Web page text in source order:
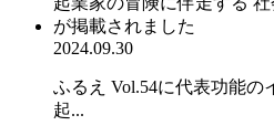
2024.09.30
ふるえ Vol.54に代表功能の
起...